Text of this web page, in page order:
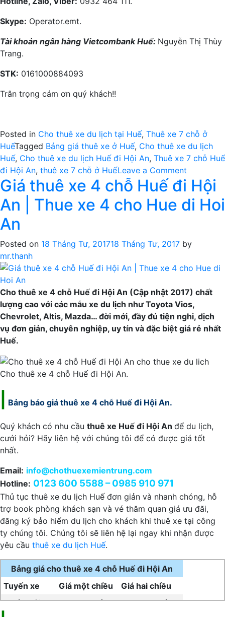
Skype: Operator.emt.
Tài khoản ngân hàng Vietcombank Huế: Nguyễn Thị Thùy
Trang.
STK: 0161000884093
Trân trọng cám ơn quý khách!!
Posted in Cho thuê xe du lịch tại Huế, Thuê xe 7 chỗ ở
HuếTagged Bảng giá thuê xe ở Huế, Cho thuê xe du lịch
Huế, Cho thuê xe du lịch Huế đi Hội An, Thuê xe 7 chỗ Huế
đi Hội An, thuê xe 7 chỗ ở HuếLeave a Comment
Giá
thuê
xe
Huế
Hội
|
Thue
xe
7
di
Giá thuê xe 4 chỗ Huế đi Hội
An | Thue xe 4 cho Hue di Hoi
An
Posted on 18 Tháng Tư, 201718 Tháng Tư, 2017 by
mr.thanh
Cho thuê xe 4 chỗ Huế đi Hội An (Cập nhật 2017) chất
lượng cao với các mẫu xe du lịch như Toyota Vios,
Chevrolet, Altis, Mazda… đời mới, đầy đủ tiện nghi, dịch
vụ đơn giản, chuyên nghiệp, uy tín và đặc biệt giá rẻ nhất
Huế.
Cho thuê xe 4 chỗ Huế đi Hội An.
Bảng báo giá thuê xe 4 chỗ Huế đi Hội An.
Quý khách có nhu cầu thuê xe Huế đi Hội An để du lịch,
cưới hỏi? Hãy liên hệ với chúng tôi để có được giá tốt
nhất.
Email: info@chothuexemientrung.com
Hotline: 0123 600 5588 – 0985 910 971
Thủ tục thuê xe du lịch Huế đơn giản và nhanh chóng, hỗ
trợ book phòng khách sạn và vé thăm quan giá ưu đãi,
đăng ký bảo hiểm du lịch cho khách khi thuê xe tại công
ty chúng tôi. Chúng tôi sẽ liên hệ lại ngay khi nhận được
yêu cầu thuê xe du lịch Huế.
Bảng giá cho thuê xe 4 chỗ Huế đi Hội An
Tuyến xe
Giá một chiều
Giá hai chiều
Huế – Hội An 1.100.000 đồng 1.450.000 đồng